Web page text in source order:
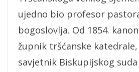
ujedno bio profesor
bogoslovlja. Od 1854.
župnik tršćanske katedrale,
savjetnik Biskupijskog suda